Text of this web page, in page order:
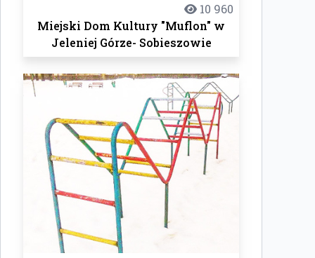
10 960
Miejski Dom Kultury "Muflon" w
Jeleniej Górze- Sobieszowie